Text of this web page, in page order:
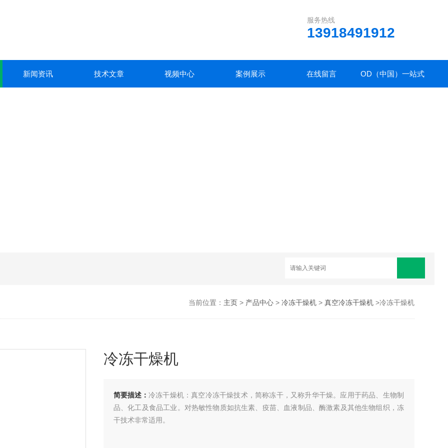
服务热线
13918491912
新闻资讯 技术文章 视频中心 案例展示 在线留言 OD（中国）一站式
当前位置： 主页> 产品中心> 冷冻干燥机> 真空冷冻干燥机>冷冻干燥机
冷冻干燥机
简要描述： 冷冻干燥机：真空冷冻干燥技术，简称冻干，又称升华干燥。应用于药品、生物制
品、化工及食品工业。对热敏性物质如抗生素、疫苗、血液制品、酶激素及其他生物组织，冻
干技术非常适用。